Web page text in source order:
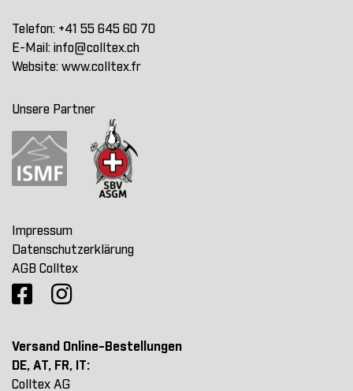
Telefon: +41 55 645 60 70
E-Mail: info@colltex.ch
Website: www.colltex.fr
Unsere Partner
Impressum
Datenschutzerklärung
AGB Colltex
Versand Online-Bestellungen
DE, AT, FR, IT:
Colltex AG